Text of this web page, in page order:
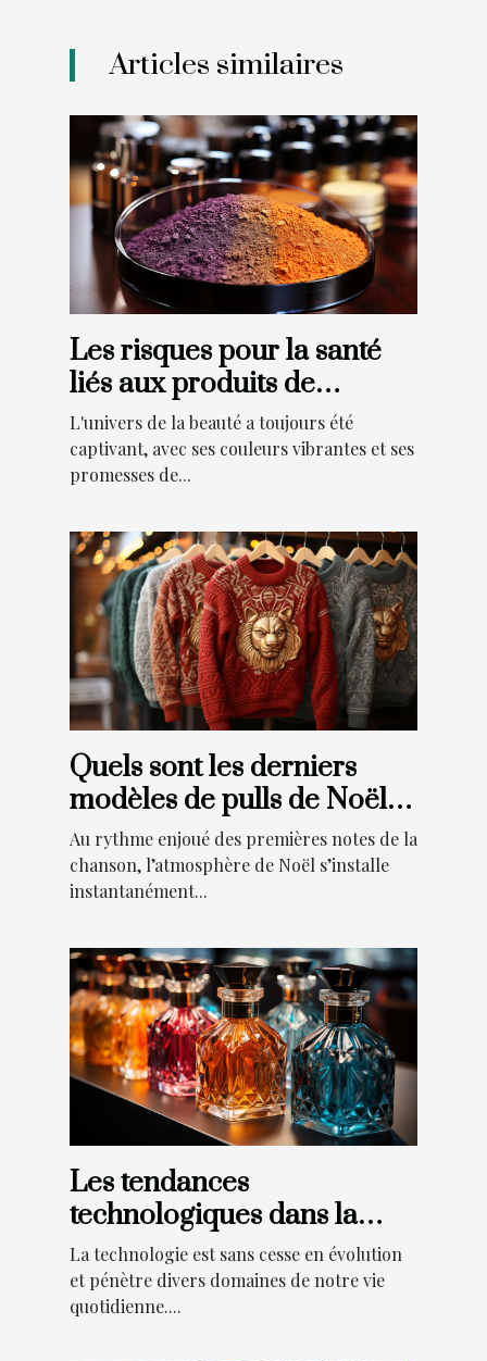
Articles similaires
Les risques pour la santé
liés aux produits de
maquillage en 2021
L'univers de la beauté a toujours été
captivant, avec ses couleurs vibrantes et ses
promesses de...
Quels sont les derniers
modèles de pulls de Noël
tendance cette année ?
Au rythme enjoué des premières notes de la
chanson, l’atmosphère de Noël s’installe
instantanément...
Les tendances
technologiques dans la
personnalisation des
flacons de parfum
La technologie est sans cesse en évolution
et pénètre divers domaines de notre vie
quotidienne....